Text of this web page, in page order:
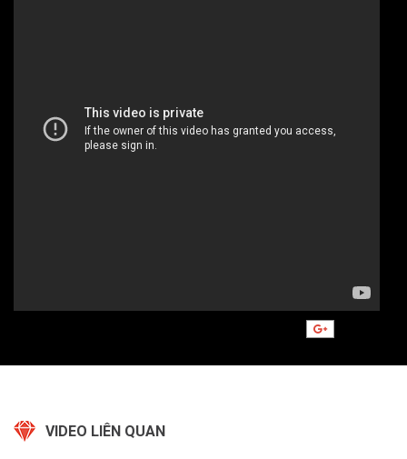
VIDEO LIÊN QUAN